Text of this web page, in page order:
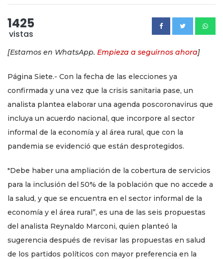
1425
vistas
[Estamos en WhatsApp. Empieza a seguirnos ahora]
Página Siete.- Con la fecha de las elecciones ya
confirmada y una vez que la crisis sanitaria pase, un
analista plantea elaborar una agenda poscoronavirus que
incluya un acuerdo nacional, que incorpore al sector
informal de la economía y al área rural, que con la
pandemia se evidenció que están desprotegidos.
"Debe haber una ampliación de la cobertura de servicios
para la inclusión del 50% de la población que no accede a
la salud, y que se encuentra en el sector informal de la
economía y el área rural”, es una de las seis propuestas
del analista Reynaldo Marconi, quien planteó la
sugerencia después de revisar las propuestas en salud
de los partidos políticos con mayor preferencia en la